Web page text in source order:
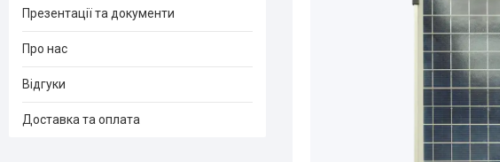
Презентації та документи
Про нас
Відгуки
Доставка та оплата